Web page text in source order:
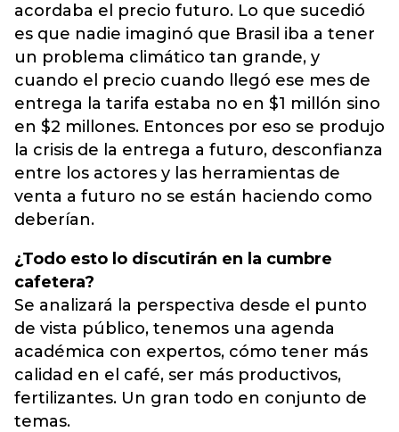
acordaba el precio futuro. Lo que sucedió
es que nadie imaginó que Brasil iba a tener
un problema climático tan grande, y
cuando el precio cuando llegó ese mes de
entrega la tarifa estaba no en $1 millón sino
en $2 millones. Entonces por eso se produjo
la crisis de la entrega a futuro, desconfianza
entre los actores y las herramientas de
venta a futuro no se están haciendo como
deberían.
¿Todo esto lo discutirán en la cumbre
cafetera?
Se analizará la perspectiva desde el punto
de vista público, tenemos una agenda
académica con expertos, cómo tener más
calidad en el café, ser más productivos,
fertilizantes. Un gran todo en conjunto de
temas.